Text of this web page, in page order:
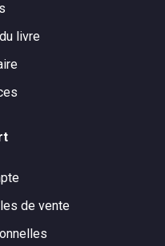
livre
de vente